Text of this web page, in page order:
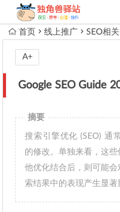
首页 线上推广 SEO相关
Google SEO Guide
A+
摘要
搜索引擎优化 (SEO) 通
的修改。单独来看，这
他优化结合后，则可能
索结果中的表现产生显著